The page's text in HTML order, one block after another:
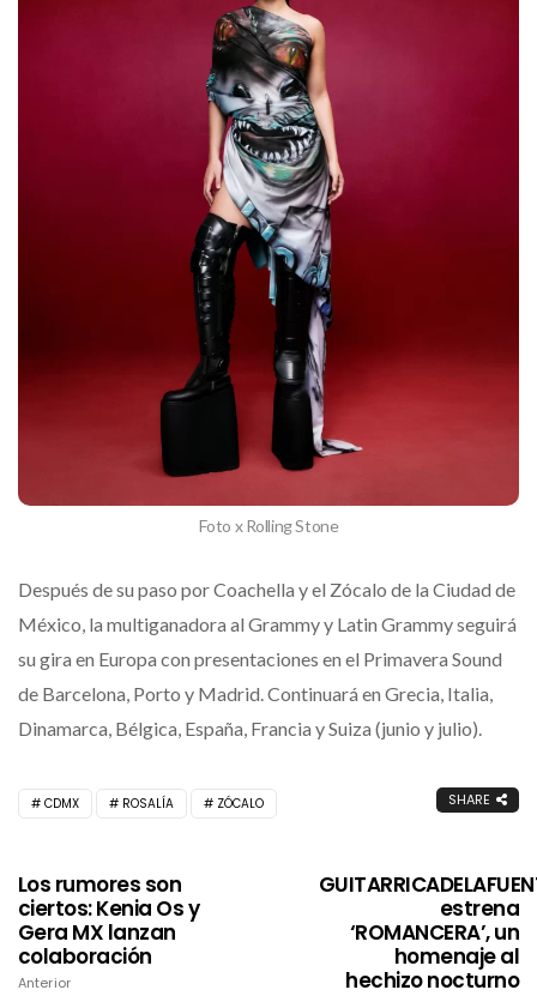
Foto x Rolling Stone
Después de su paso por Coachella y el Zócalo de la Ciudad de
México, la multiganadora al Grammy y Latin Grammy seguirá
su gira en Europa con presentaciones en el Primavera Sound
de Barcelona, Porto y Madrid. Continuará en Grecia, Italia,
Dinamarca, Bélgica, España, Francia y Suiza (junio y julio).
CDMX ROSALÍA ZÓCALO SHARE
Los rumores son
ciertos: Kenia Os y
Gera MX lanzan
colaboración
Anterior
estrena
‘ROMANCERA’, un
homenaje al
hechizo nocturno